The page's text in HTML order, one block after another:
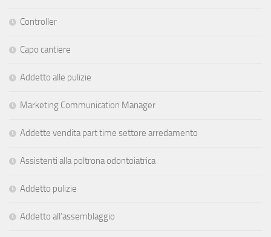
Controller
Capo cantiere
Addetto alle pulizie
Marketing Communication Manager
Addette vendita part time settore arredamento
Assistenti alla poltrona odontoiatrica
Addetto pulizie
Addetto all’assemblaggio